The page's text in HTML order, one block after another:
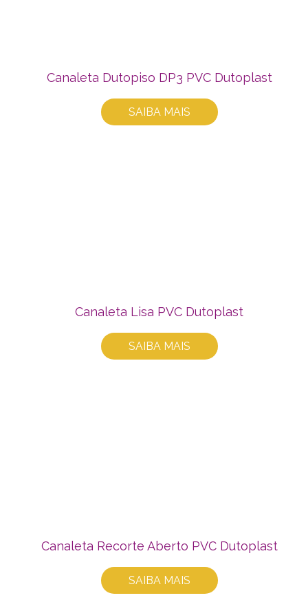
Canaleta Dutopiso DP3 PVC Dutoplast
SAIBA MAIS
Canaleta Lisa PVC Dutoplast
SAIBA MAIS
Canaleta Recorte Aberto PVC Dutoplast
SAIBA MAIS